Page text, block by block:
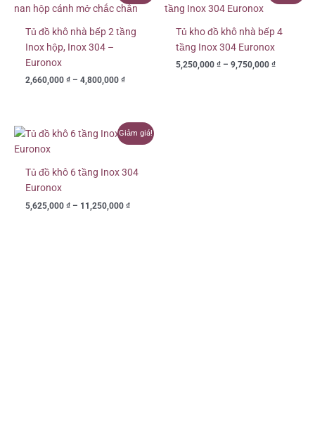
Tủ đồ khô nhà bếp 2 tầng
Inox hộp, Inox 304 –
Euronox
2,660,000₫ – 4,800,000₫
từ
đến
Tủ kho đồ khô nhà bếp 4
tầng Inox 304 Euronox
5,250,000₫ – 9,750,000₫
đến
Giảm giá!
Tủ đồ khô 6 tầng Inox 304
Euronox
5,625,000₫ – 11,250,000₫
Khoảng
đến